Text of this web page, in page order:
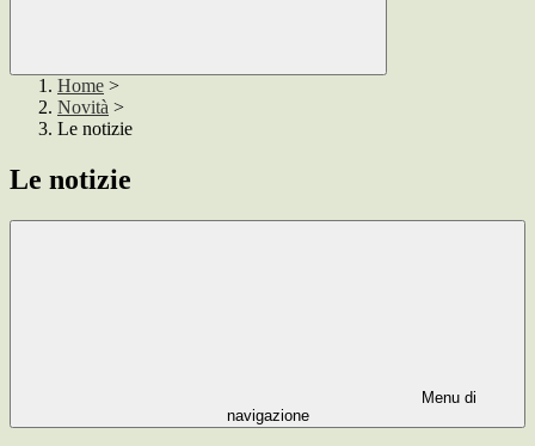
Home >
Novità >
Le notizie
Le notizie
Menu di
navigazione